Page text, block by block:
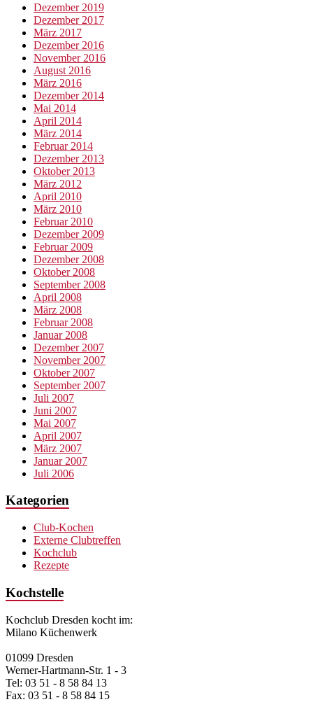
Dezember 2019
Dezember 2017
März 2017
Dezember 2016
November 2016
August 2016
März 2016
Dezember 2014
Mai 2014
April 2014
März 2014
Februar 2014
Dezember 2013
Oktober 2013
März 2012
April 2010
März 2010
Februar 2010
Dezember 2009
Februar 2009
Dezember 2008
Oktober 2008
September 2008
April 2008
März 2008
Februar 2008
Januar 2008
Dezember 2007
November 2007
Oktober 2007
September 2007
Juli 2007
Juni 2007
Mai 2007
April 2007
März 2007
Januar 2007
Juli 2006
Kategorien
Club-Kochen
Externe Clubtreffen
Kochclub
Rezepte
Kochstelle
Kochclub Dresden kocht im:
Milano Küchenwerk
01099 Dresden
Werner-Hartmann-Str. 1 - 3
Tel: 03 51 - 8 58 84 13
Fax: 03 51 - 8 58 84 15